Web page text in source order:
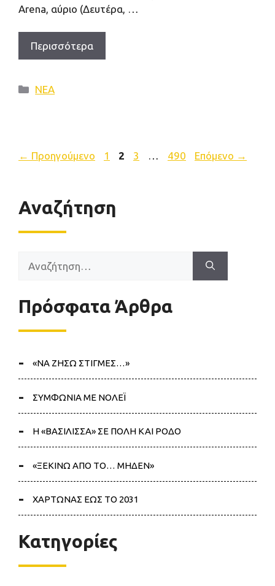
Arena, αύριο (Δευτέρα, …
Περισσότερα
Κατηγορίες
ΝΕΑ
← Προηγούμενο Σελίδα
1 Σελίδα
2 Σελίδα
3 … Σελίδα
490 Επόμενο →
Αναζήτηση
για:
Πρόσφατα Άρθρα
«ΝΑ ΖΗΣΩ ΣΤΙΓΜΕΣ…»
ΣΥΜΦΩΝΙΑ ΜΕ ΝΟΛΕΪ
Η «ΒΑΣΙΛΙΣΣΑ» ΣΕ ΠΟΛΗ ΚΑΙ ΡΟΔΟ
«ΞΕΚΙΝΩ ΑΠΟ ΤΟ… ΜΗΔΕΝ»
ΧΑΡΤΩΝΑΣ ΕΩΣ ΤΟ 2031
Κατηγορίες